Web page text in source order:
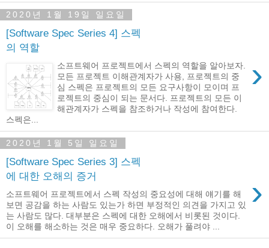
2020년 1월 19일 일요일
[Software Spec Series 4] 스펙
의 역할
›
소프트웨어 프로젝트에서 스펙의 역할을 알아보자.
모든 프로젝트 이해관계자가 사용, 프로젝트의 중
심 스펙은 프로젝트의 모든 요구사항이 모이며 프
로젝트의 중심이 되는 문서다. 프로젝트의 모든 이
해관계자가 스펙을 참조하거나 작성에 참여한다.
스펙은...
2020년 1월 5일 일요일
[Software Spec Series 3] 스펙
에 대한 오해의 증거
›
소프트웨어 프로젝트에서 스펙 작성의 중요성에 대해 얘기를 해
보면 공감을 하는 사람도 있는가 하면 부정적인 의견을 가지고 있
는 사람도 많다. 대부분은 스펙에 대한 오해에서 비롯된 것이다.
이 오해를 해소하는 것은 매우 중요하다. 오해가 풀려야 ...